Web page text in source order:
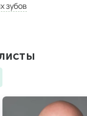
зубов